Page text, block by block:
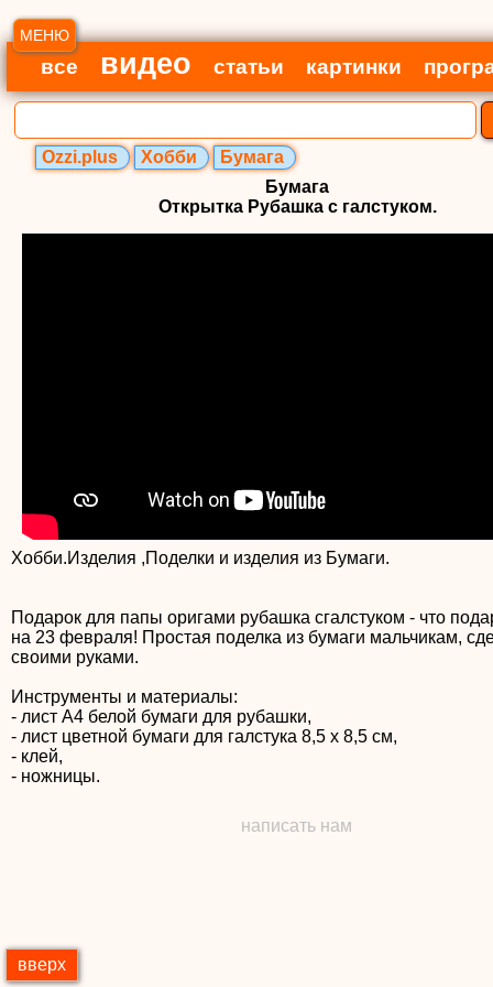
МЕНЮ
все видео статьи картинки
Ozzi.plus Хобби
Бумага
Бумага
Открытка Рубашка с галстуком.
Хобби.Изделия ,Поделки и изделия из Бумаги.
Подарок для папы оригами рубашка сгалстуком - что
на 23 февраля! Простая поделка из бумаги мальчикам,
своими руками.
Инструменты и материалы:
- лист А4 белой бумаги для рубашки,
- лист цветной бумаги для галстука 8,5 х 8,5 см,
- клей,
- ножницы.
написать нам
вверх